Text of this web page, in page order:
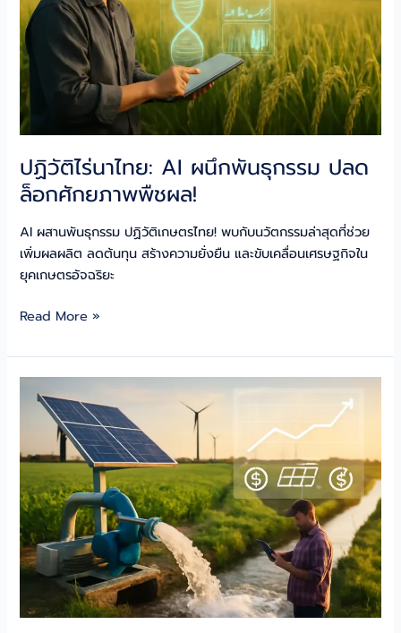
ปฏิวัติไร่นาไทย: AI ผนึกพันธุกรรม ปลด
ล็อกศักยภาพพืชผล!
AI ผสานพันธุกรรม ปฏิวัติเกษตรไทย! พบกับนวัตกรรมล่าสุดที่ช่วย
เพิ่มผลผลิต ลดต้นทุน สร้างความยั่งยืน และขับเคลื่อนเศรษฐกิจใน
ยุคเกษตรอัจฉริยะ
ปฏิวัติ
นา
ไทย:
พันธุกรรม
ปลด
ล็อก
ศักยภาพ
พืช
ผล!
Read More »